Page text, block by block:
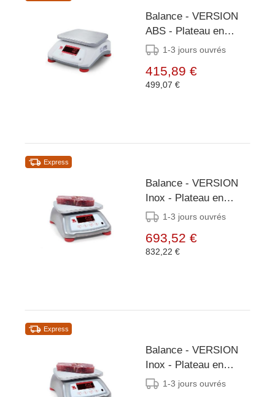
Balance - VERSION
ABS - Plateau en
INOX - Plusieurs
1-3 jours ouvrés
415,89 €
499,07 €
Express
Balance - VERSION
Inox - Plateau en
INOX - Plusieurs
1-3 jours ouvrés
693,52 €
832,22 €
Express
Balance - VERSION
Inox - Plateau en
INOX - Plusieurs
1-3 jours ouvrés